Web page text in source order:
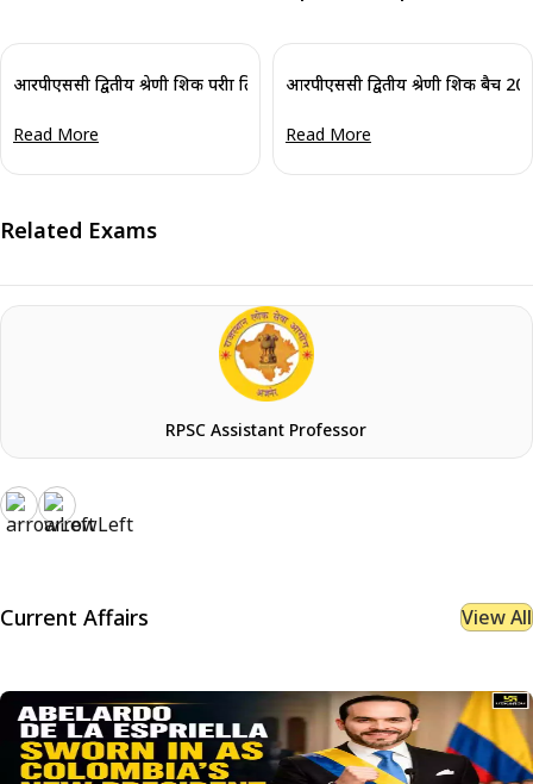
आरपीएससी द्वितीय श्रेणी शिक्षक परीक्षा तिथि 2026 जारी: तिथियां और शिफ्ट समय
Read More Read More
Related Exams
RPSC Assistant Professor
Current Affairs View All